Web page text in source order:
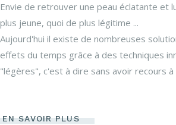
Envie de retrouver une peau éclatante et
plus jeune, quoi de plus légitime ...
Aujourd'hui il existe de nombreuses
effets du temps grâce à des techniques
"légères", c'est à dire sans avoir recours à
EN SAVOIR PLUS